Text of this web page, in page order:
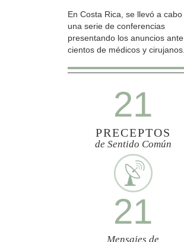
En Costa Rica, se llevó a cabo
una serie de conferencias
presentando los anuncios ante
cientos de médicos y cirujanos.
21
PRECEPTOS
de Sentido Común
21
Mensajes de